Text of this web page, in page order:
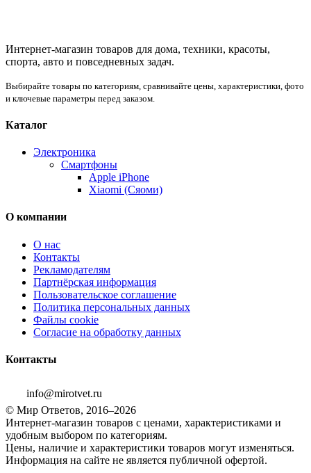
Интернет-магазин товаров для дома, техники, красоты,
спорта, авто и повседневных задач.
Выбирайте товары по категориям, сравнивайте цены, характеристики, фото
и ключевые параметры перед заказом.
Каталог
Электроника
Смартфоны
Apple iPhone
Xiaomi (Сяоми)
О компании
О нас
Контакты
Рекламодателям
Партнёрская информация
Пользовательское соглашение
Политика персональных данных
Файлы cookie
Согласие на обработку данных
Контакты
info@mirotvet.ru
© Мир Ответов, 2016–2026
Интернет-магазин товаров с ценами, характеристиками и
удобным выбором по категориям.
Цены, наличие и характеристики товаров могут изменяться.
Информация на сайте не является публичной офертой.